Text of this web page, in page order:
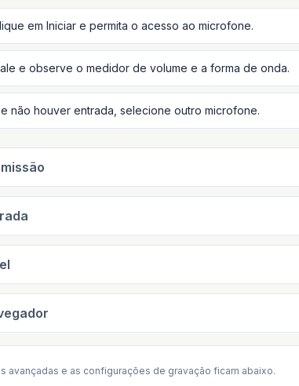
em Iniciar e permita o acesso ao microfone.
e observe o medidor de volume e a forma de onda.
não houver entrada, selecione outro microfone.
avançadas e as configurações de gravação ficam abaixo.